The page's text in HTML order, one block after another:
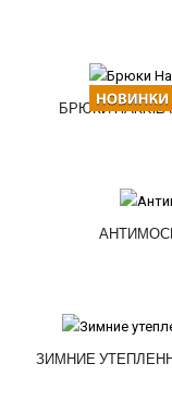
БРЮКИ HARKILA
ЗИМНИЕ